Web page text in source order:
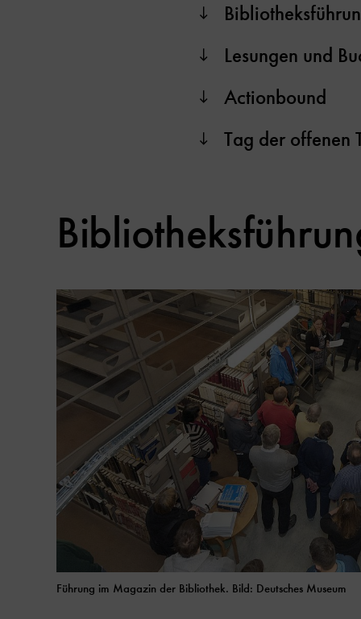
Lesungen und
Actionbound
Tag der offenen
Führung im Magazin der Bibliothek. Bild: Deutsches Museum